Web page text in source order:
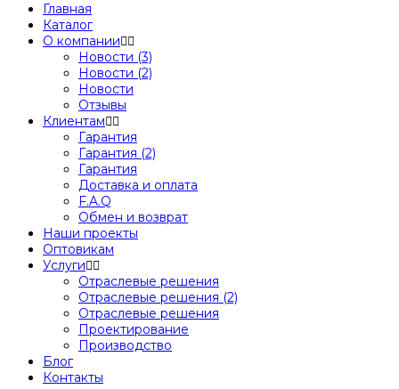
Главная
Каталог
О компании
Новости (3)
Новости (2)
Новости
Отзывы
Клиентам
Гарантия
Гарантия (2)
Гарантия
Доставка и оплата
F.A.Q
Обмен и возврат
Наши проекты
Оптовикам
Услуги
Отраслевые решения
Отраслевые решения (2)
Отраслевые решения
Проектирование
Производство
Блог
Контакты